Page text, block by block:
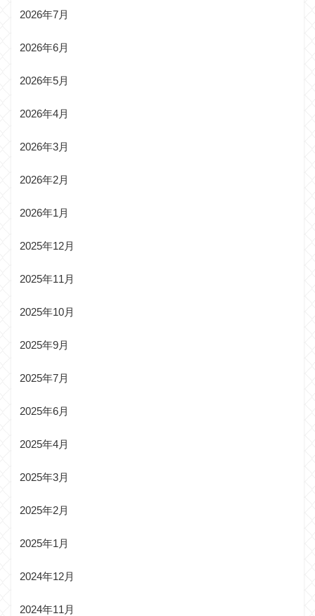
2026年7月
2026年6月
2026年5月
2026年4月
2026年3月
2026年2月
2026年1月
2025年12月
2025年11月
2025年10月
2025年9月
2025年7月
2025年6月
2025年4月
2025年3月
2025年2月
2025年1月
2024年12月
2024年11月